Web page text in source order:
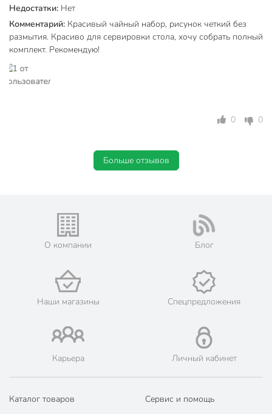
Недостатки: Нет
Комментарий: Красивый чайный набор, рисунок четкий без
размытия. Красиво для сервировки стола, хочу собрать полный
комплект. Рекомендую!
0 0
Больше отзывов
О компании Блог
Наши магазины Спецпредложения
Карьера Личный кабинет
Каталог товаров Сервис и помощь